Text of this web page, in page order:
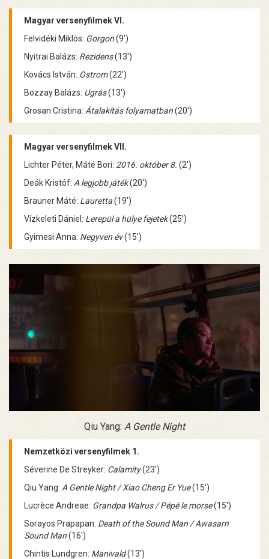
Magyar versenyfilmek VI.
Felvidéki Miklós: Gorgon(9')
Nyitrai Balázs: Rezidens(13')
Kovács István: Ostrom(22')
Bozzay Balázs: Ugrás(13')
Grosan Cristina: Átalakítás folyamatban(20')
Magyar versenyfilmek VII.
Lichter Péter, Máté Bori: 2016. október 8. (2')
Deák Kristóf: A legjobb játék(20')
Brauner Máté: Lauretta(19')
Vízkeleti Dániel: Lerepül a hülye fejetek(25')
Gyimesi Anna: Negyven év(15')
Qiu Yang: A Gentle Night
Nemzetközi versenyfilmek 1.
Séverine De Streyker: Calamity(23')
Qiu Yang: A Gentle Night / Xiao Cheng Er Yue(15')
Lucrèce Andreae: Grandpa Walrus / Pépé le morse(15')
Sorayos Prapapan: Death of the Sound Man / Awasarn
Sound Man(16')
Chintis Lundgren: Manivald(13')